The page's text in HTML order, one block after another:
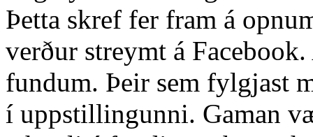
Þetta skref fer fram á
verður streymt á
fundum. Þeir sem fylgjast
í uppstillingunni. Gaman